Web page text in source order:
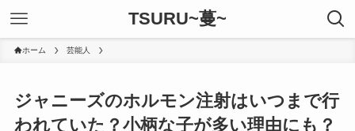
TSURU~蔓~
ホーム 芸能人
ジャニーズのホルモン注射はいつまで行
われていた？小柄な子が多い理由にも？